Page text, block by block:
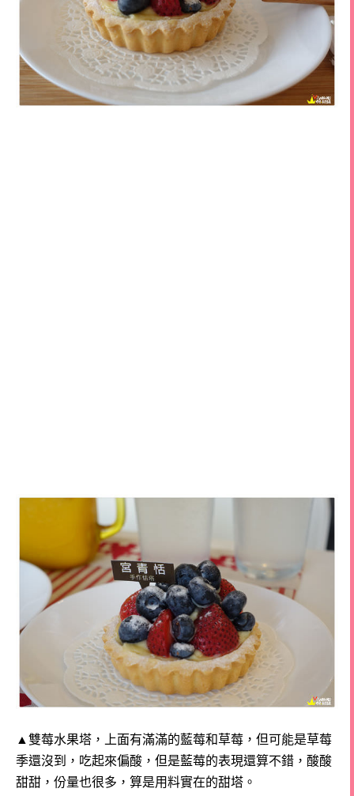
▲雙莓水果塔，上面有滿滿的藍莓和草莓，但可能是草莓
季還沒到，吃起來偏酸， 但是藍莓的表現還算不錯，酸酸
甜甜，份量也很多，算是用料實在的甜塔。